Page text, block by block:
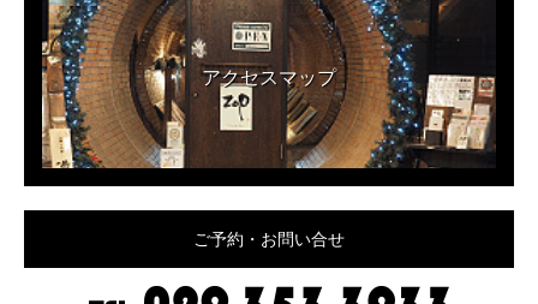
アクセスマップ
ご予約・お問い合せ